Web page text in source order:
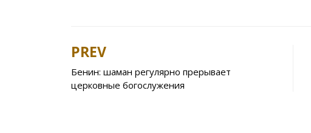
b
o
o
kl
as
u
r
st
Post
navigation
PREV
Бенин: шаман регулярно прерывает
церковные богослужения